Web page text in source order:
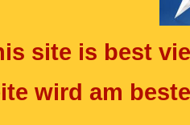
site is best
wird am